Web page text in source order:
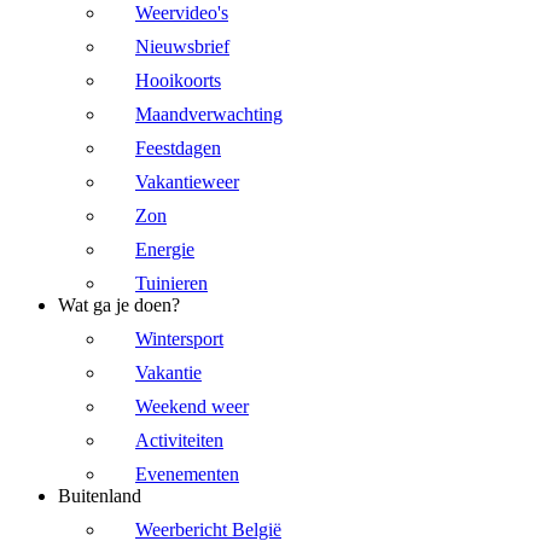
Weervideo's
Nieuwsbrief
Hooikoorts
Maandverwachting
Feestdagen
Vakantieweer
Zon
Energie
Tuinieren
Wat ga je doen?
Wintersport
Vakantie
Weekend weer
Activiteiten
Evenementen
Buitenland
Weerbericht België